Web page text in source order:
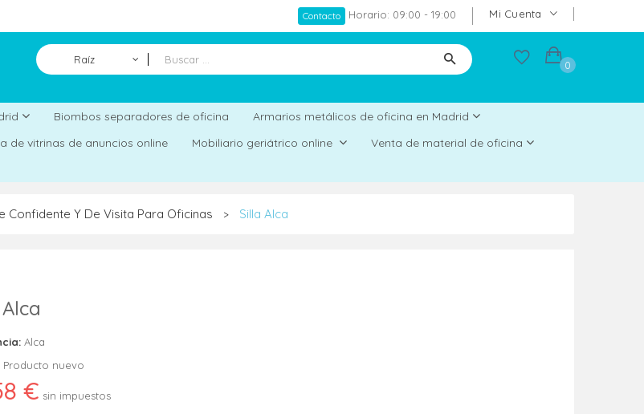
Mi Cuenta
Contacto Horario: 09:00 - 19:00
Raíz 0
Biombos separadores de oficina
Armarios metálicos de oficina en Madrid
de vitrinas de anuncios online Mobiliario geriátrico online
Venta de material de oficina
Confidente Y De Visita Para Oficinas > Silla Alca
Alca
Producto nuevo
€ sin impuestos